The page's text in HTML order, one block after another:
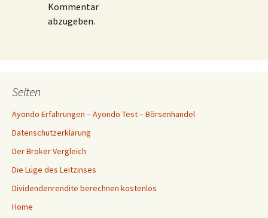
Kommentar
abzugeben.
Seiten
Ayondo Erfahrungen – Ayondo Test – Börsenhandel
Datenschutzerklärung
Der Broker Vergleich
Die Lüge des Leitzinses
Dividendenrendite berechnen kostenlos
Home